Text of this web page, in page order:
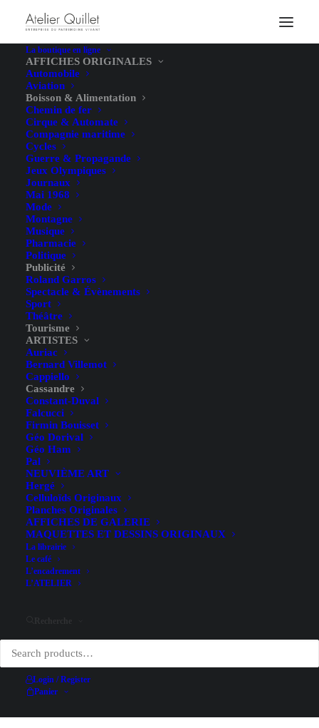
La boutique en ligne
AFFICHES ORIGINALES
Automobile
Aviation
Boisson & Alimentation
Chemin de fer
Cirque & Automate
Compagnie maritime
Cycles
Guerre & Propagande
Jeux Olympiques
Journaux
Mai 1968
Mode
Montagne
Musique
Pharmacie
Politique
Publicité
Roland Garros
Spectacle & Évènements
Sport
Théâtre
Tourisme
ARTISTES
Auriac
Bernard Villemot
Cappiello
Cassandre
Constant-Duval
Falcucci
Firmin Bouisset
Géo Dorival
Géo Ham
Pal
NEUVIÈME ART
Hergé
Celluloïds Originaux
Planches Originales
AFFICHES DE GALERIE
MAQUETTES ET DESSINS ORIGINAUX
La librairie
Le café
L’encadrement
L’ATELIER
Login / Register
Panier
Willi’s Wine Bar, Paris – A.M
Cassandre – re.1984
Hauteur (hors entoilage)
102 cm
Date
re. 1984
Technique d'impression